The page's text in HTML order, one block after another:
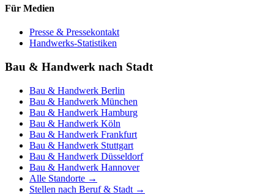
Für Medien
Presse & Pressekontakt
Handwerks-Statistiken
Bau & Handwerk nach Stadt
Bau & Handwerk Berlin
Bau & Handwerk München
Bau & Handwerk Hamburg
Bau & Handwerk Köln
Bau & Handwerk Frankfurt
Bau & Handwerk Stuttgart
Bau & Handwerk Düsseldorf
Bau & Handwerk Hannover
Alle Standorte →
Stellen nach Beruf & Stadt →